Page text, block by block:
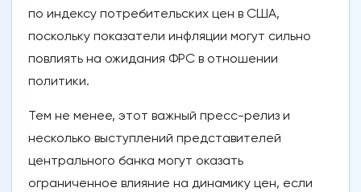
по индексу потребительских цен в США,
поскольку показатели инфляции могут сильно
повлиять на ожидания ФРС в отношении
политики.
Тем не менее, этот важный пресс-релиз и
несколько выступлений представителей
центрального банка могут оказать
ограниченное влияние на динамику цен, если